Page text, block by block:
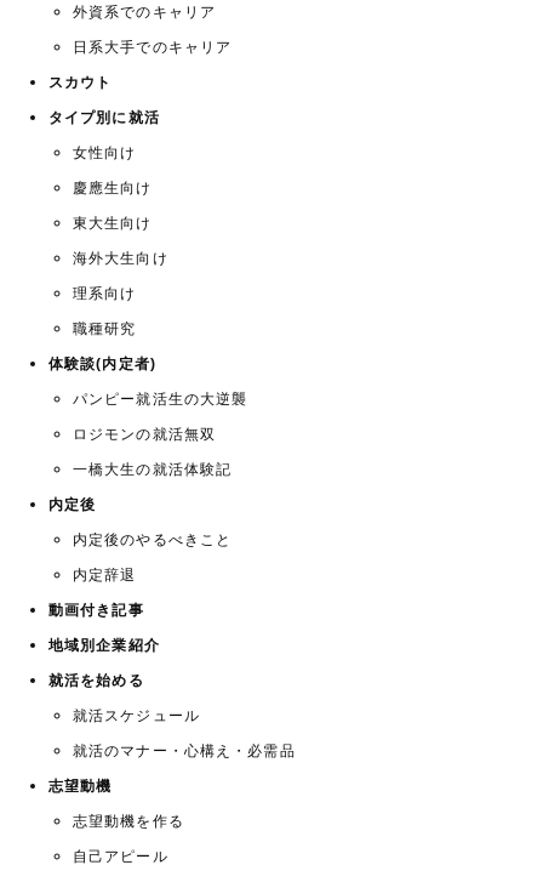
外資系でのキャリア
日系大手でのキャリア
スカウト
タイプ別に就活
女性向け
慶應生向け
東大生向け
海外大生向け
理系向け
職種研究
体験談(内定者)
パンピー就活生の大逆襲
ロジモンの就活無双
一橋大生の就活体験記
内定後
内定後のやるべきこと
内定辞退
動画付き記事
地域別企業紹介
就活を始める
就活スケジュール
就活のマナー・心構え・必需品
志望動機
志望動機を作る
自己アピール